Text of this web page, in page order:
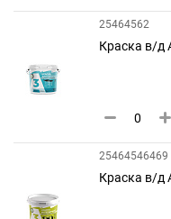
25464562
Краска в/д
25464546469
Краска в/д